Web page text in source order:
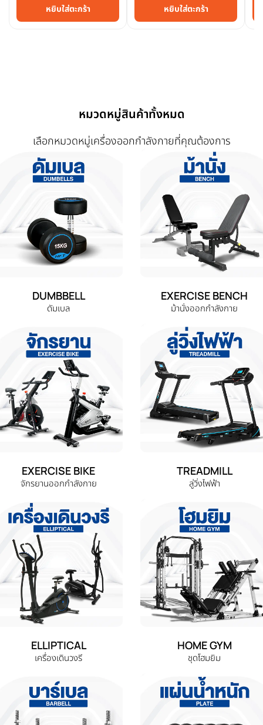
หยิบใส่ตะกร้า หยิบใส่ตะกร้า
หมวดหมู่สินค้าทั้งหมด
เลือกหมวดหมู่เครื่องออกกำลังกายที่คุณต้องการ
DUMBBELL
ดัมเบล
EXERCISE BENCH
ม้านั่งออกกำลังกาย
EXERCISE BIKE
จักรยานออกกำลังกาย
TREADMILL
ลู่วิ่งไฟฟ้า
ELLIPTICAL
เครื่องเดินวงรี
HOME GYM
ชุดโฮมยิม